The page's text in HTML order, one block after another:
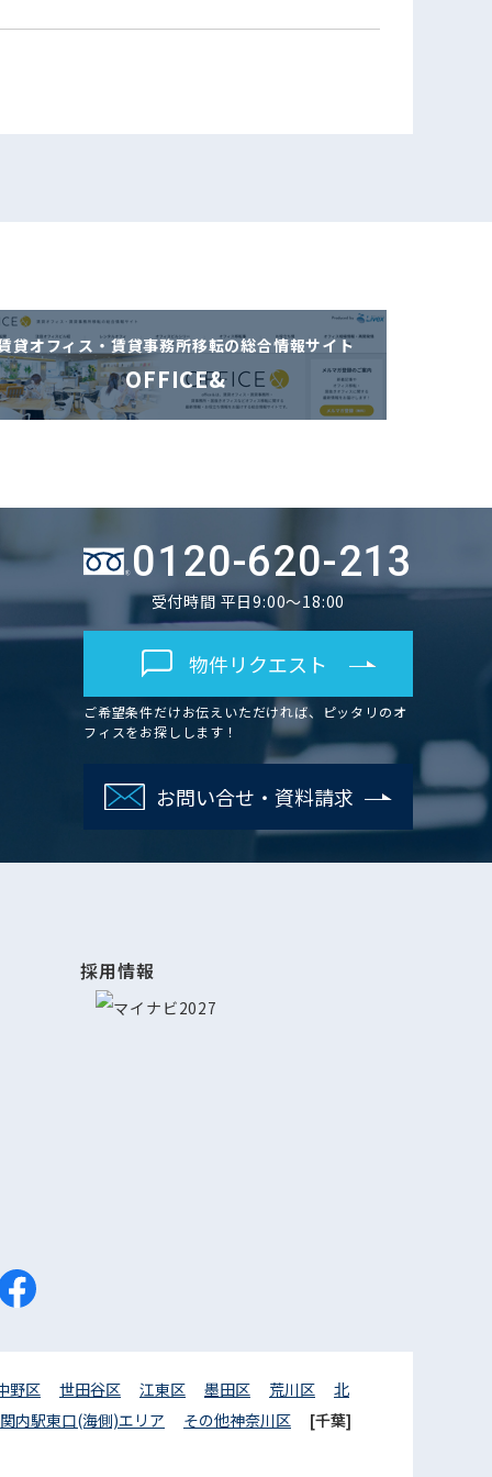
貸オフィス・賃貸事務所移転の総合情報サイト
OFFICE&
0120-620-213
受付時間 平日9:00～18:00
物件リクエスト
ご希望条件だけお伝えいただければ、ピッタリのオ
フィスをお探しします！
お問い合せ・資料請求
採用情報
野区 世田谷区 江東区 墨田区 荒川区
北
関内駅東口(海側)エリア その他神奈川区
[千葉]